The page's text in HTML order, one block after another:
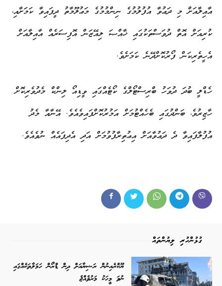
އާއިލާއަށް މި ދަޢުވާ އުފުލުމުގެ ނިންމުމުގެ މަޢުލޫމާތު ދީފައިވާ ކަމަށާއި،
ކުރިއަށް އޮތް ދުވަސްތަކުގައި ޚާއްޞަ ލިއޭޒަން އޮފިސަރެއް އާއިލާއަށް
އެހީތެރިކަން ފޯރުކޮށްދޭނެ ކަމަށެވެ.
ހެޑްލީ ބުދަ ދުވަހު ބްރިސްޓޯލްގެ ކޯޓެއްގައި ވީޑިއޯ ލިންކް މެދުވެރިކޮށް
ހާޒިރުވެ، ބަންދުގައި ބެހެއްޓުމަށް އަމުރުކޮށްފައިވެއެވެ. އޭނާއާ މެދު
އުފުލާފައިވާ ދެ ދަޢުވާއަށް އިޢުތިރާފުވުމަށް އަދި އެދިފައެއް ނުވެއެވެ.
ގުޅުންހުރި ލިޔުންތައް
ޔޫކްރެއިނުން ރަޝިޔާއަށް ދިން ޑްރޯން ހަމަލާތަކެއްގައި
ނުވަ މީހަކު މަރުވެއްޖެ